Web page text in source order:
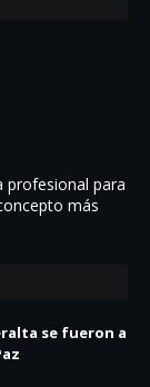
profesional para
más
se fueron a